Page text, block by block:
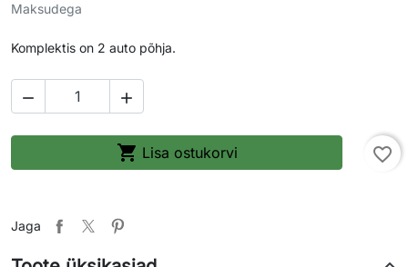
Maksudega
Komplektis on 2 auto põhja.
 
 Lisa ostukorvi favorite_border
Jaga